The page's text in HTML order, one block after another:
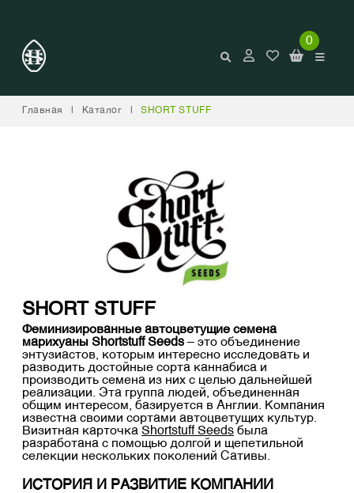
0
Главная Каталог SHORT STUFF
SHORT STUFF
Феминизированные автоцветущие семена
марихуаны Shortstuff Seeds – это объединение
энтузиастов, которым интересно исследовать и
разводить достойные сорта каннабиса и
производить семена из них с целью дальнейшей
реализации. Эта группа людей, объединенная
общим интересом, базируется в Англии. Компания
известна своими сортами автоцветущих культур.
Визитная карточка Shortstuff Seeds была
разработана с помощью долгой и щепетильной
селекции нескольких поколений Сативы.
ИСТОРИЯ И РАЗВИТИЕ КОМПАНИИ